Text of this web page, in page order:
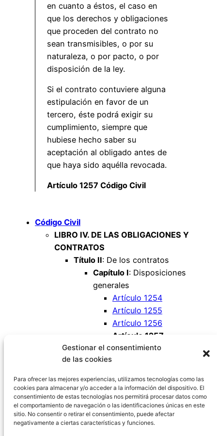
Gestionar el consentimiento
de las cookies
Para ofrecer las mejores experiencias, utilizamos tecnologías como las
cookies para almacenar y/o acceder a la información del dispositivo. El
consentimiento de estas tecnologías nos permitirá procesar datos como
el comportamiento de navegación o las identificaciones únicas en este
sitio. No consentir o retirar el consentimiento, puede afectar
negativamente a ciertas características y funciones.
en cuanto a éstos, el caso en
que los derechos y obligaciones
que proceden del contrato no
sean transmisibles, o por su
naturaleza, o por pacto, o por
disposición de la ley.
Si el contrato contuviere alguna
estipulación en favor de un
tercero, éste podrá exigir su
cumplimiento, siempre que
hubiese hecho saber su
aceptación al obligado antes de
que haya sido aquélla revocada.
Artículo 1257 Código Civil
Código Civil
LIBRO IV. DE LAS OBLIGACIONES Y
CONTRATOS
Título II: De los contratos
Capítulo I: Disposiciones
generales
Artículo 1254
Artículo 1255
Artículo 1256
Artículo 1257
Artículo 1258